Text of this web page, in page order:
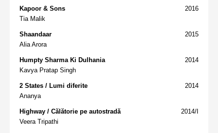
2016
Kapoor & Sons
Tia Malik
2015
Shaandaar
Alia Arora
2014
Humpty Sharma Ki Dulhania
Kavya Pratap Singh
2014
2 States / Lumi diferite
Ananya
2014/I
Highway / Călătorie pe autostradă
Veera Tripathi